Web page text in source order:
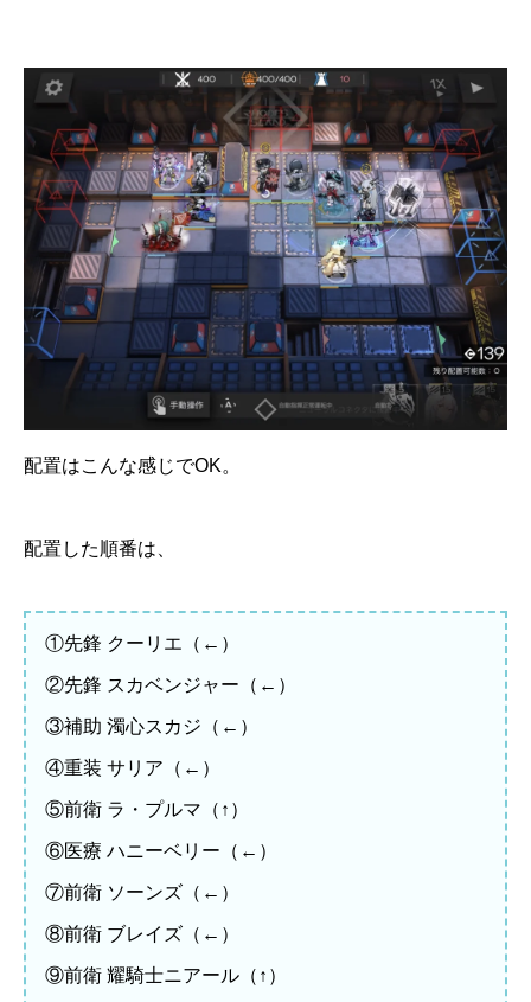
配置はこんな感じでOK。
配置した順番は、
①先鋒 クーリエ（←）
②先鋒 スカベンジャー（←）
③補助 濁心スカジ（←）
④重装 サリア（←）
⑤前衛 ラ・プルマ（↑）
⑥医療 ハニーベリー（←）
⑦前衛 ソーンズ（←）
⑧前衛 ブレイズ（←）
⑨前衛 耀騎士ニアール（↑）